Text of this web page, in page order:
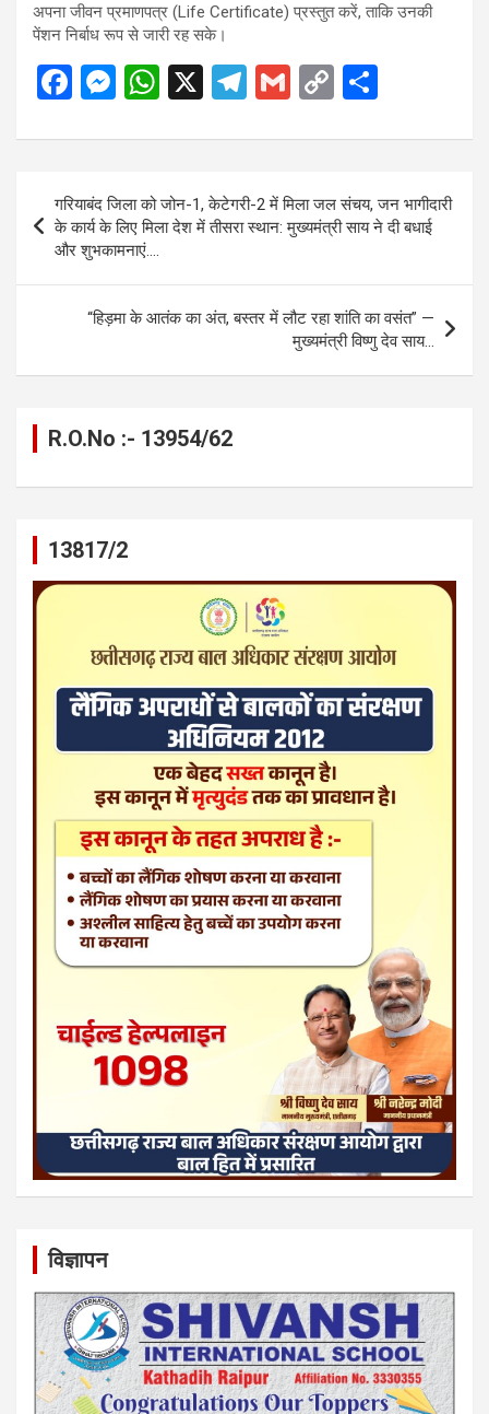
अपना जीवन प्रमाणपत्र (Life Certificate) प्रस्तुत करें, ताकि उनकी
पेंशन निर्बाध रूप से जारी रह सके।
F
ce
b
o
o
k
M
se
n
g
er
W
at
s
A
p
X
T
e
gr
a
G
ail
C
py
Li
n
ar
navigation
गरियाबंद जिला को जोन-1, केटेगरी-2 में मिला जल संचय, जन भागीदारी
के कार्य के लिए मिला देश में तीसरा स्थान: मुख्यमंत्री साय ने दी बधाई
और शुभकामनाएं….
“हिड़मा के आतंक का अंत, बस्तर में लौट रहा शांति का वसंत” —
मुख्यमंत्री विष्णु देव साय…
R.O.No :- 13954/62
13817/2
विज्ञापन